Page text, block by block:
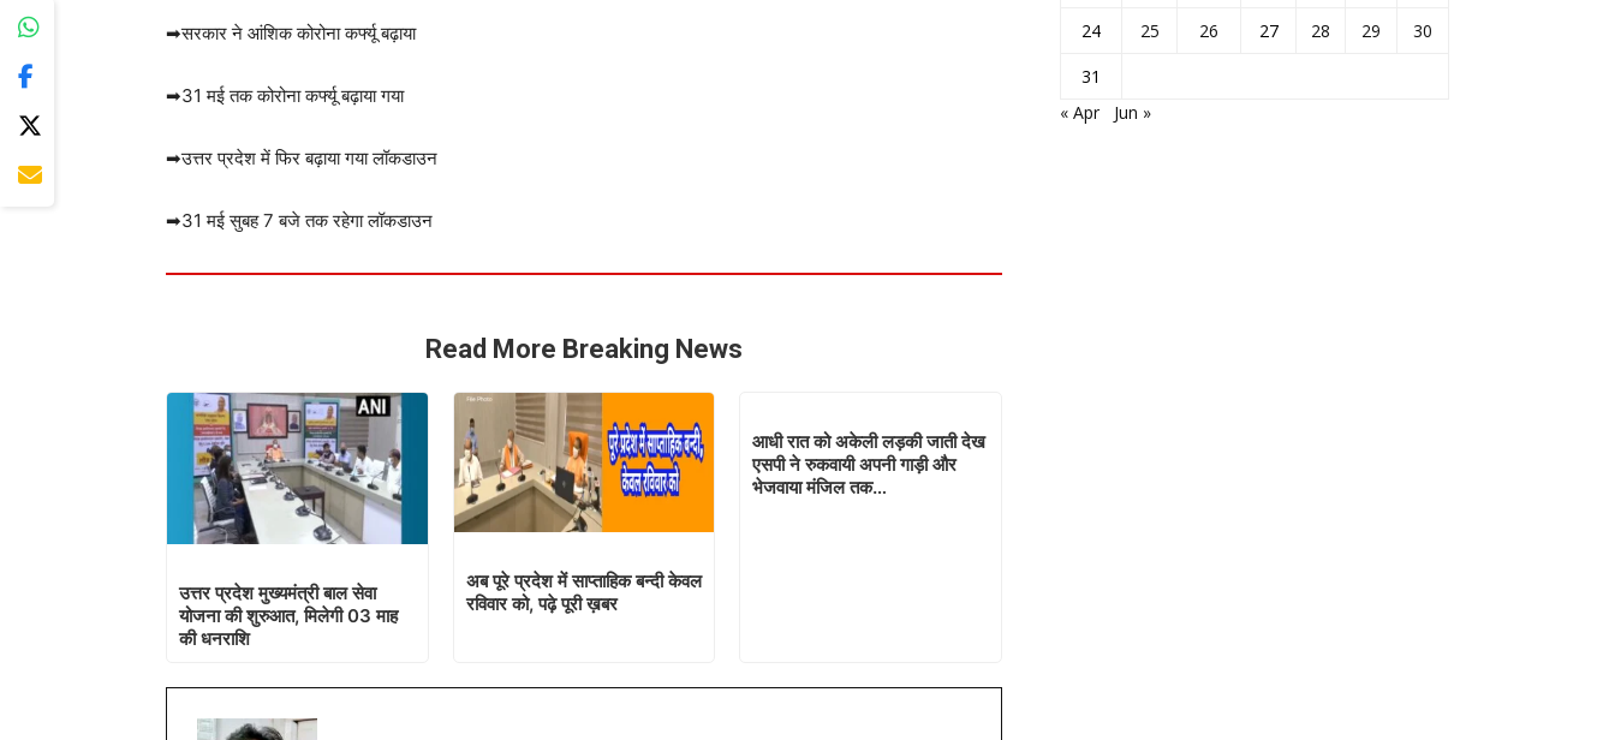
➡सरकार ने आंशिक कोरोना कर्फ्यू बढ़ाया
➡31 मई तक कोरोना कर्फ्यू बढ़ाया गया
➡उत्तर प्रदेश में फिर बढ़ाया गया लॉकडाउन
➡31 मई सुबह 7 बजे तक रहेगा लॉकडाउन
Read More Breaking News
उत्तर प्रदेश मुख्यमंत्री बाल सेवा
योजना की शुरुआत, मिलेगी 03 माह
की धनराशि
अब पूरे प्रदेश में साप्ताहिक बन्दी केवल
रविवार को, पढ़े पूरी ख़बर
आधी रात को अकेली लड़की जाती देख
एसपी ने रुकवायी अपनी गाड़ी और
भेजवाया मंजिल तक…
24
25 26 27 28 29
30
31
« Apr
Jun »